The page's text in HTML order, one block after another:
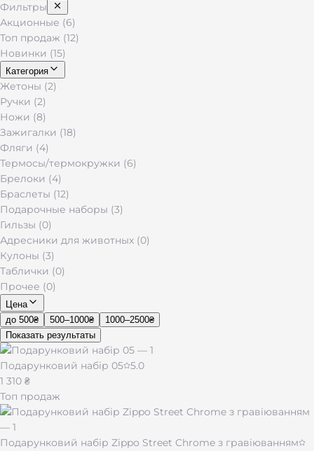
Фильтры
Акционные (6)
Топ продаж (12)
Новинки (15)
Категория
Жетоны (2)
Ручки (2)
Ножи (8)
Зажигалки (18)
Фляги (4)
Термосы/термокружки (6)
Брелоки (4)
Браслеты (12)
Подарочные наборы (3)
Гильзы (0)
Адресники для животных (0)
Кулоны (3)
Таблички (0)
Прочее (0)
Цена
до 500₴
500–1000₴
1000–2500₴
Показать результаты
Подарунковий набір 05 5.0
1 310 ₴
Топ продаж
Подарунковий набір Zippo Street Chrome з гравіюванням